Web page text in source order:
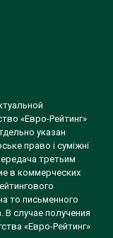
«Евро-Рейтинг»
указан
право і суміжні
третьим
в коммерческих
то письменного
случае получения
«Евро-Рейтинг»